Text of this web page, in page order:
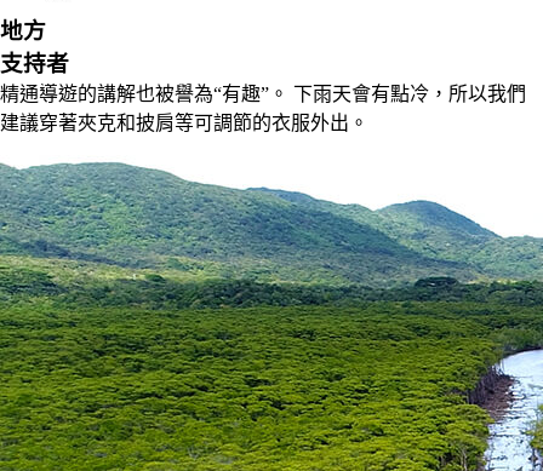
地方
支持者
精通導遊的講解也被譽為“有趣”。 下雨天會有點冷，所以我們
建議穿著夾克和披肩等可調節的衣服外出。